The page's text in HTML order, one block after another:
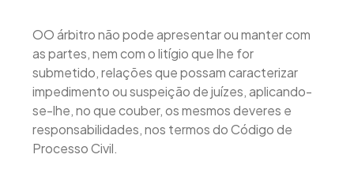
OO árbitro não pode apresentar ou manter com
as partes, nem com o litígio que lhe for
submetido, relações que possam caracterizar
impedimento ou suspeição de juízes, aplicando-
se-lhe, no que couber, os mesmos deveres e
responsabilidades, nos termos do Código de
Processo Civil.